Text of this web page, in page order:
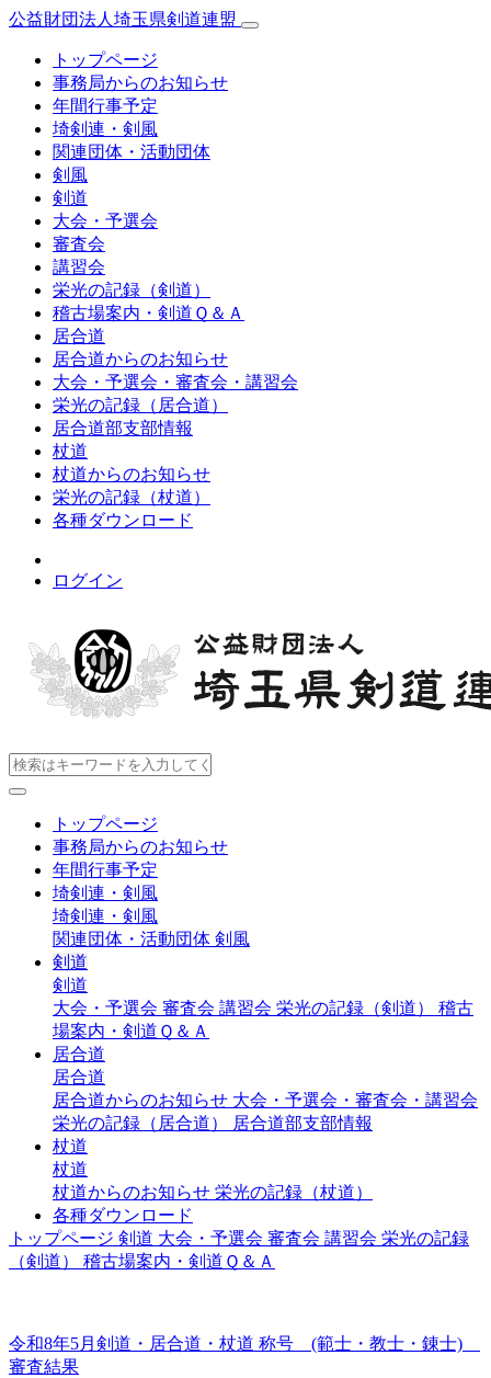
公益財団法人埼玉県剣道連盟
トップページ
事務局からのお知らせ
年間行事予定
埼剣連・剣風
関連団体・活動団体
剣風
剣道
大会・予選会
審査会
講習会
栄光の記録（剣道）
稽古場案内・剣道Ｑ＆Ａ
居合道
居合道からのお知らせ
大会・予選会・審査会・講習会
栄光の記録（居合道）
居合道部支部情報
杖道
杖道からのお知らせ
栄光の記録（杖道）
各種ダウンロード
ログイン
トップページ
事務局からのお知らせ
年間行事予定
埼剣連・剣風
埼剣連・剣風
関連団体・活動団体 剣風
剣道
剣道
大会・予選会 審査会 講習会 栄光の記録（剣道） 稽古
場案内・剣道Ｑ＆Ａ
居合道
居合道
居合道からのお知らせ 大会・予選会・審査会・講習会
栄光の記録（居合道）
居合道部支部情報
杖道
杖道
杖道からのお知らせ 栄光の記録（杖道）
各種ダウンロード
トップページ 剣道 大会・予選会 審査会 講習会 栄光の記録
（剣道） 稽古場案内・剣道Ｑ＆Ａ
令和8年5月剣道・居合道・杖道 称号 (範士・教士・錬士)
審査結果